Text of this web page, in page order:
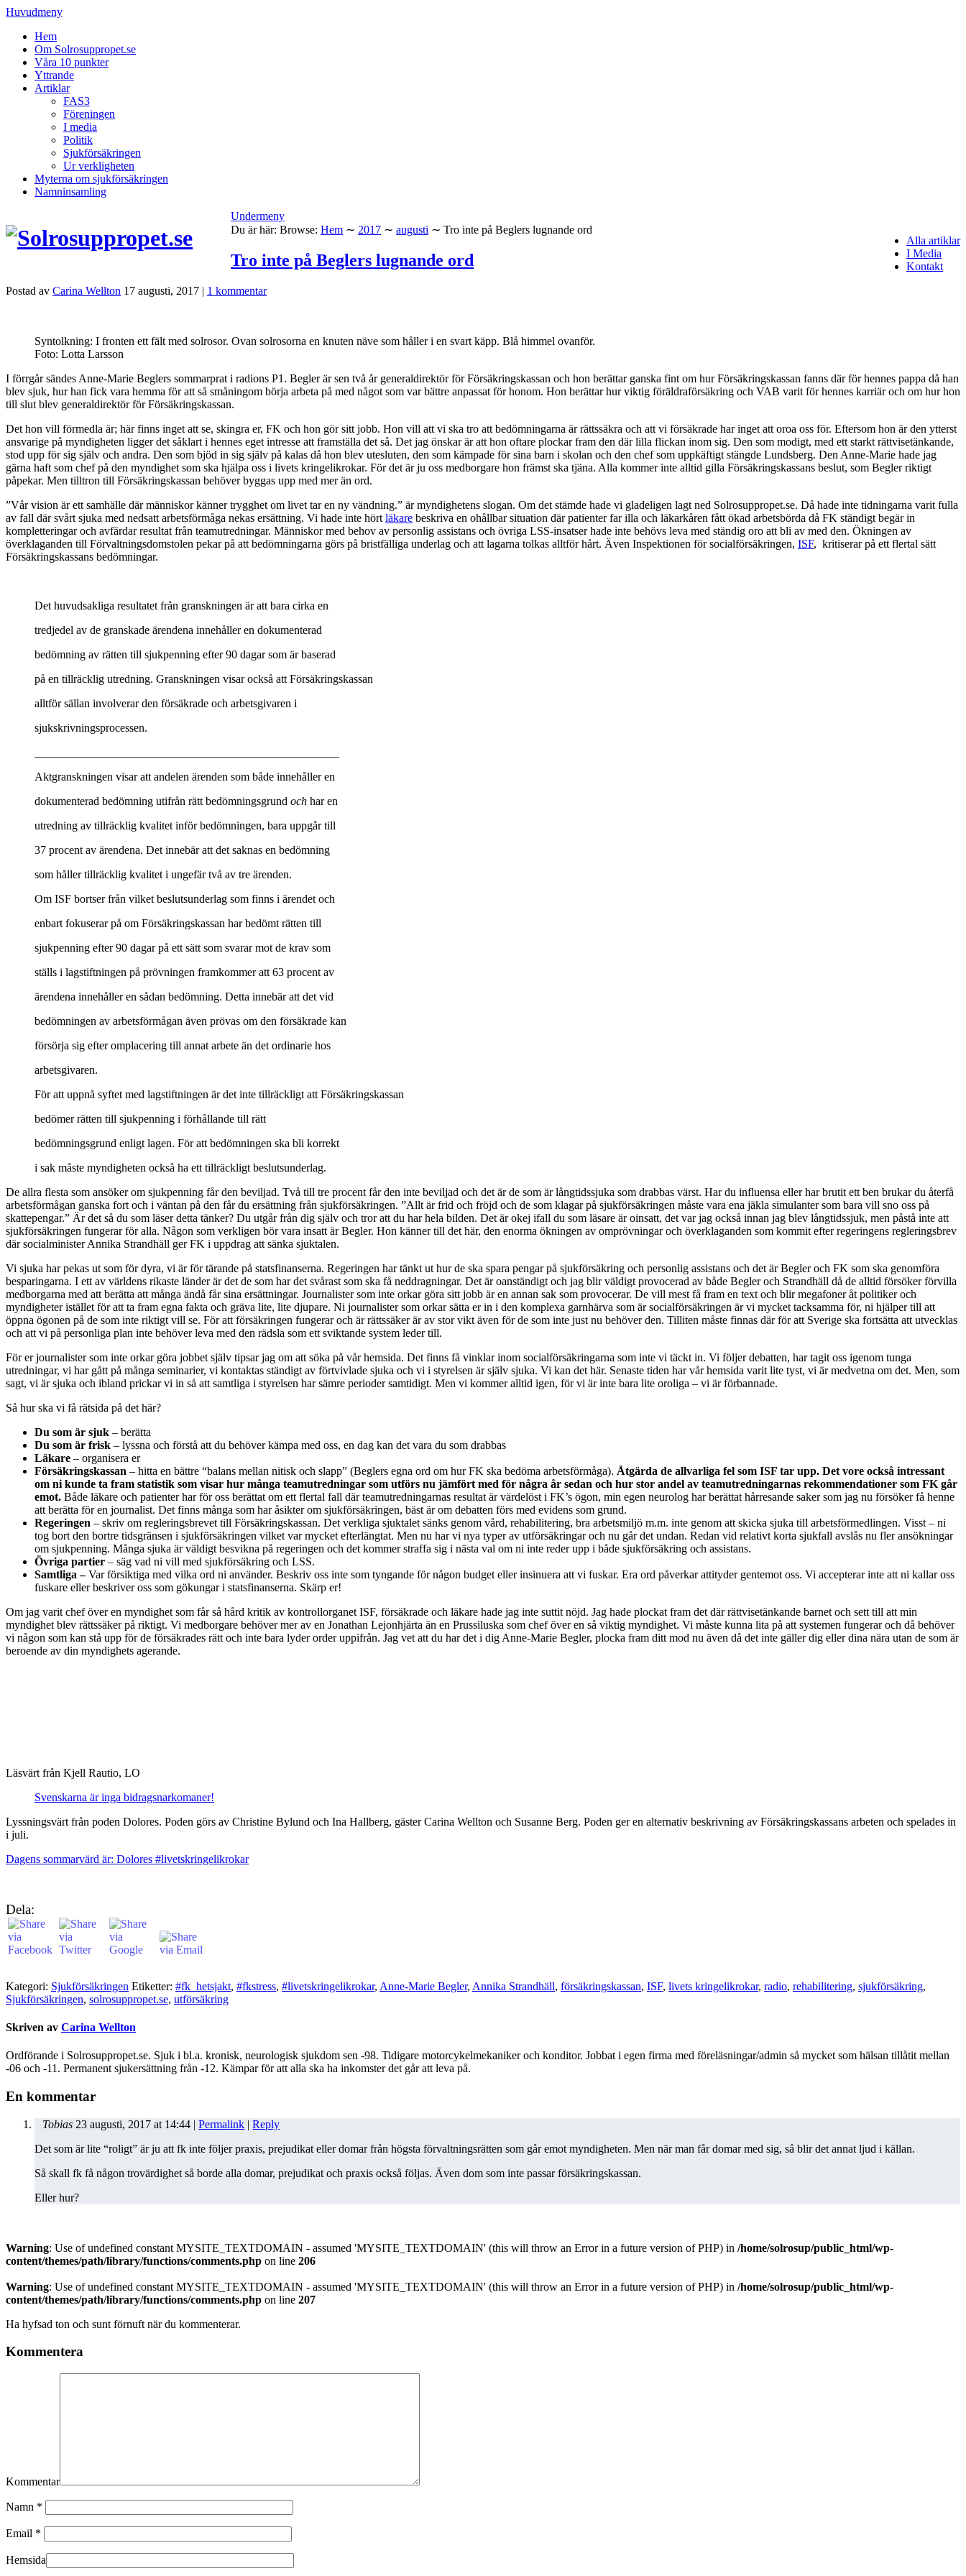
Huvudmeny
Hem
Om Solrosuppropet.se
Våra 10 punkter
Yttrande
Artiklar
FAS3
Föreningen
I media
Politik
Sjukförsäkringen
Ur verkligheten
Myterna om sjukförsäkringen
Namninsamling
Undermeny
Alla artiklar
I Media
Kontakt
Du är här: Browse: Hem ∼ 2017 ∼ augusti ∼ Tro inte på Beglers lugnande ord
Tro inte på Beglers lugnande ord
Postad av Carina Wellton 17 augusti, 2017 | 1 kommentar
Syntolkning: I fronten ett fält med solrosor. Ovan solrosorna en knuten näve som håller i en svart käpp. Blå himmel ovanför.
Foto: Lotta Larsson
I förrgår sändes Anne-Marie Beglers sommarprat i radions P1. Begler är sen två år generaldirektör för Försäkringskassan och hon berättar ganska fint om hur Försäkringskassan fanns där för hennes pappa då han
blev sjuk, hur han fick vara hemma för att så småningom börja arbeta på med något som var bättre anpassat för honom. Hon berättar hur viktig föräldraförsäkring och VAB varit för hennes karriär och om hur hon
till slut blev generaldirektör för Försäkringskassan.
Det hon vill förmedla är; här finns inget att se, skingra er, FK och hon gör sitt jobb. Hon vill att vi ska tro att bedömningarna är rättssäkra och att vi försäkrade har inget att oroa oss för. Eftersom hon är den ytterst
ansvarige på myndigheten ligger det såklart i hennes eget intresse att framställa det så. Det jag önskar är att hon oftare plockar fram den där lilla flickan inom sig. Den som modigt, med ett starkt rättvisetänkande,
stod upp för sig själv och andra. Den som bjöd in sig själv på kalas då hon blev utesluten, den som kämpade för sina barn i skolan och den chef som uppkäftigt stängde Lundsberg. Den Anne-Marie hade jag
gärna haft som chef på den myndighet som ska hjälpa oss i livets kringelikrokar. För det är ju oss medborgare hon främst ska tjäna. Alla kommer inte alltid gilla Försäkringskassans beslut, som Begler riktigt
påpekar. Men tilltron till Försäkringskassan behöver byggas upp med mer än ord.
”Vår vision är ett samhälle där människor känner trygghet om livet tar en ny vändning.” är myndighetens slogan. Om det stämde hade vi gladeligen lagt ned Solrosuppropet.se. Då hade inte tidningarna varit fulla
av fall där svårt sjuka med nedsatt arbetsförmåga nekas ersättning. Vi hade inte hört läkare beskriva en ohållbar situation där patienter far illa och läkarkåren fått ökad arbetsbörda då FK ständigt begär in
kompletteringar och avfärdar resultat från teamutredningar. Människor med behov av personlig assistans och övriga LSS-insatser hade inte behövs leva med ständig oro att bli av med den. Ökningen av
överklaganden till Förvaltningsdomstolen pekar på att bedömningarna görs på bristfälliga underlag och att lagarna tolkas alltför hårt. Även Inspektionen för socialförsäkringen, ISF, kritiserar på ett flertal sätt
Försäkringskassans bedömningar.
Det huvudsakliga resultatet från granskningen är att bara cirka en
tredjedel av de granskade ärendena innehåller en dokumenterad
bedömning av rätten till sjukpenning efter 90 dagar som är baserad
på en tillräcklig utredning. Granskningen visar också att Försäkringskassan
alltför sällan involverar den försäkrade och arbetsgivaren i
sjukskrivningsprocessen.
Aktgranskningen visar att andelen ärenden som både innehåller en
dokumenterad bedömning utifrån rätt bedömningsgrund och har en
utredning av tillräcklig kvalitet inför bedömningen, bara uppgår till
37 procent av ärendena. Det innebär att det saknas en bedömning
som håller tillräcklig kvalitet i ungefär två av tre ärenden.
Om ISF bortser från vilket beslutsunderlag som finns i ärendet och
enbart fokuserar på om Försäkringskassan har bedömt rätten till
sjukpenning efter 90 dagar på ett sätt som svarar mot de krav som
ställs i lagstiftningen på prövningen framkommer att 63 procent av
ärendena innehåller en sådan bedömning. Detta innebär att det vid
bedömningen av arbetsförmågan även prövas om den försäkrade kan
försörja sig efter omplacering till annat arbete än det ordinarie hos
arbetsgivaren.
För att uppnå syftet med lagstiftningen är det inte tillräckligt att Försäkringskassan
bedömer rätten till sjukpenning i förhållande till rätt
bedömningsgrund enligt lagen. För att bedömningen ska bli korrekt
i sak måste myndigheten också ha ett tillräckligt beslutsunderlag.
De allra flesta som ansöker om sjukpenning får den beviljad. Två till tre procent får den inte beviljad och det är de som är långtidssjuka som drabbas värst. Har du influensa eller har brutit ett ben brukar du återfå
arbetsförmågan ganska fort och i väntan på den får du ersättning från sjukförsäkringen. ”Allt är frid och fröjd och de som klagar på sjukförsäkringen måste vara ena jäkla simulanter som bara vill sno oss på
skattepengar.” Är det så du som läser detta tänker? Du utgår från dig själv och tror att du har hela bilden. Det är okej ifall du som läsare är oinsatt, det var jag också innan jag blev långtidssjuk, men påstå inte att
sjukförsäkringen fungerar för alla. Någon som verkligen bör vara insatt är Begler. Hon känner till det här, den enorma ökningen av omprövningar och överklaganden som kommit efter regeringens regleringsbrev
där socialminister Annika Strandhäll ger FK i uppdrag att sänka sjuktalen.
Vi sjuka har pekas ut som för dyra, vi är för tärande på statsfinanserna. Regeringen har tänkt ut hur de ska spara pengar på sjukförsäkring och personlig assistans och det är Begler och FK som ska genomföra
besparingarna. I ett av världens rikaste länder är det de som har det svårast som ska få neddragningar. Det är oanständigt och jag blir väldigt provocerad av både Begler och Strandhäll då de alltid försöker förvilla
medborgarna med att berätta att många ändå får sina ersättningar. Journalister som inte orkar göra sitt jobb är en annan sak som provocerar. De vill mest få fram en text och blir megafoner åt politiker och
myndigheter istället för att ta fram egna fakta och gräva lite, lite djupare. Ni journalister som orkar sätta er in i den komplexa garnhärva som är socialförsäkringen är vi mycket tacksamma för, ni hjälper till att
öppna ögonen på de som inte riktigt vill se. För att försäkringen fungerar och är rättssäker är av stor vikt även för de som inte just nu behöver den. Tilliten måste finnas där för att Sverige ska fortsätta att utvecklas
och att vi på personliga plan inte behöver leva med den rädsla som ett sviktande system leder till.
För er journalister som inte orkar göra jobbet själv tipsar jag om att söka på vår hemsida. Det finns få vinklar inom socialförsäkringarna som inte vi täckt in. Vi följer debatten, har tagit oss igenom tunga
utredningar, vi har gått på många seminarier, vi kontaktas ständigt av förtvivlade sjuka och vi i styrelsen är själv sjuka. Vi kan det här. Senaste tiden har vår hemsida varit lite tyst, vi är medvetna om det. Men, som
sagt, vi är sjuka och ibland prickar vi in så att samtliga i styrelsen har sämre perioder samtidigt. Men vi kommer alltid igen, för vi är inte bara lite oroliga – vi är förbannade.
Så hur ska vi få rätsida på det här?
Du som är sjuk – berätta
Du som är frisk – lyssna och förstå att du behöver kämpa med oss, en dag kan det vara du som drabbas
Läkare – organisera er
Försäkringskassan – hitta en bättre “balans mellan nitisk och slapp” (Beglers egna ord om hur FK ska bedöma arbetsförmåga). Åtgärda de allvarliga fel som ISF tar upp. Det vore också intressant
om ni kunde ta fram statistik som visar hur många teamutredningar som utförs nu jämfört med för några år sedan och hur stor andel av teamutredningarnas rekommendationer som FK går
emot. Både läkare och patienter har för oss berättat om ett flertal fall där teamutredningarnas resultat är värdelöst i FK’s ögon, min egen neurolog har berättat hårresande saker som jag nu försöker få henne
att berätta för en journalist. Det finns många som har åsikter om sjukförsäkringen, bäst är om debatten förs med evidens som grund.
Regeringen – skriv om regleringsbrevet till Försäkringskassan. Det verkliga sjuktalet sänks genom vård, rehabilitering, bra arbetsmiljö m.m. inte genom att skicka sjuka till arbetsförmedlingen. Visst – ni
tog bort den bortre tidsgränsen i sjukförsäkringen vilket var mycket efterlängtat. Men nu har vi nya typer av utförsäkringar och nu går det undan. Redan vid relativt korta sjukfall avslås nu fler ansökningar
om sjukpenning. Många sjuka är väldigt besvikna på regeringen och det kommer straffa sig i nästa val om ni inte reder upp i både sjukförsäkring och assistans.
Övriga partier – säg vad ni vill med sjukförsäkring och LSS.
Samtliga –Var försiktiga med vilka ord ni använder. Beskriv oss inte som tyngande för någon budget eller insinuera att vi fuskar. Era ord påverkar attityder gentemot oss. Vi accepterar inte att ni kallar oss
fuskare eller beskriver oss som gökungar i statsfinanserna. Skärp er!
Om jag varit chef över en myndighet som får så hård kritik av kontrollorganet ISF, försäkrade och läkare hade jag inte suttit nöjd. Jag hade plockat fram det där rättvisetänkande barnet och sett till att min
myndighet blev rättssäker på riktigt. Vi medborgare behöver mer av en Jonathan Lejonhjärta än en Prussiluska som chef över en så viktig myndighet. Vi måste kunna lita på att systemen fungerar och då behöver
vi någon som kan stå upp för de försäkrades rätt och inte bara lyder order uppifrån. Jag vet att du har det i dig Anne-Marie Begler, plocka fram ditt mod nu även då det inte gäller dig eller dina nära utan de som är
beroende av din myndighets agerande.
Läsvärt från Kjell Rautio, LO
Svenskarna är inga bidragsnarkomaner!
Lyssningsvärt från poden Dolores. Poden görs av Christine Bylund och Ina Hallberg, gäster Carina Wellton och Susanne Berg. Poden ger en alternativ beskrivning av Försäkringskassans arbeten och spelades in
i juli.
Dagens sommarvärd är: Dolores #livetskringelikrokar
Dela:
Kategori: Sjukförsäkringen Etiketter: #fk_hetsjakt, #fkstress, #livetskringelikrokar, Anne-Marie Begler, Annika Strandhäll, försäkringskassan, ISF, livets kringelikrokar, radio, rehabilitering, sjukförsäkring,
Sjukförsäkringen, solrosuppropet.se, utförsäkring
Skriven av Carina Wellton
Ordförande i Solrosuppropet.se. Sjuk i bl.a. kronisk, neurologisk sjukdom sen -98. Tidigare motorcykelmekaniker och konditor. Jobbat i egen firma med föreläsningar/admin så mycket som hälsan tillåtit mellan
-06 och -11. Permanent sjukersättning från -12. Kämpar för att alla ska ha inkomster det går att leva på.
En kommentar
Tobias 23 augusti, 2017 at 14:44 |Permalink |Reply
Det som är lite “roligt” är ju att fk inte följer praxis, prejudikat eller domar från högsta förvaltningsrätten som går emot myndigheten. Men när man får domar med sig, så blir det annat ljud i källan.
Så skall fk få någon trovärdighet så borde alla domar, prejudikat och praxis också följas. Även dom som inte passar försäkringskassan.
Eller hur?
Warning: Use of undefined constant MYSITE_TEXTDOMAIN - assumed 'MYSITE_TEXTDOMAIN' (this will throw an Error in a future version of PHP) in /home/solrosup/public_html/wp-
content/themes/path/library/functions/comments.php on line 206
Warning: Use of undefined constant MYSITE_TEXTDOMAIN - assumed 'MYSITE_TEXTDOMAIN' (this will throw an Error in a future version of PHP) in /home/solrosup/public_html/wp-
content/themes/path/library/functions/comments.php on line 207
Ha hyfsad ton och sunt förnuft när du kommenterar.
Kommentera
Kommentar
Namn *
Email *
Hemsida